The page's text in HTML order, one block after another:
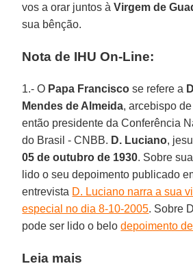
vos a orar juntos àVirgem de
sua bênção.
Nota de IHU On-Line:
1.- O Papa Francisco se refere a
Mendes de Almeida, arcebispo
então presidente da Conferência
do Brasil - CNBB. D. Luciano,
05 de outubro de 1930. Sobre
lido o seu depoimento publicado
entrevista D. Luciano narra a sua
especial no dia 8-10-2005. Sobre
pode ser lido o belodepoimento
Leia mais